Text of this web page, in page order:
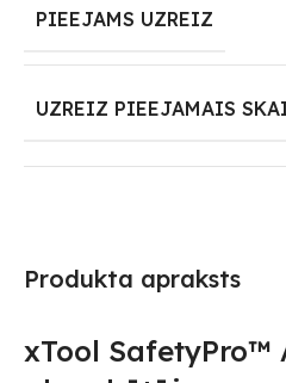
Produkta apraksts
xTool SafetyPro™
PIEEJAMS UZREIZ
UZREIZ PIEEJAMAIS